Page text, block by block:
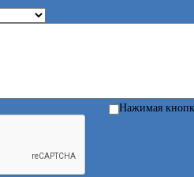
Нажимая